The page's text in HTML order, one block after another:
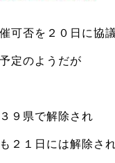
可否を２０日に協
定のようだが
９県で解除され
２１日には解除さ